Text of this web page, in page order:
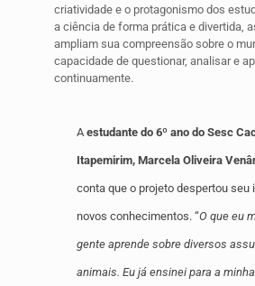
criatividade e o protagonismo dos
a ciência de forma prática e divertida,
ampliam sua compreensão sobre o
capacidade de questionar, analisar e
continuamente.
A estudante do 6º ano do Sesc
Itapemirim, Marcela Oliveira
conta que o projeto despertou seu
novos conhecimentos. “O que eu
gente aprende sobre diversos
animais. Eu já ensinei para a